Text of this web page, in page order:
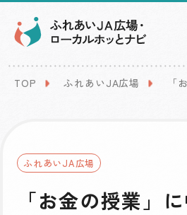
TOP ふれあいJA広場 「
ふれあいJA広場
「お金の授業」